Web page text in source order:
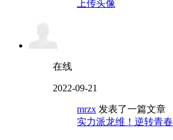
上传头像
在线
2022-09-21
mrzx 发表了一篇文章
实力派龙维！逆转青